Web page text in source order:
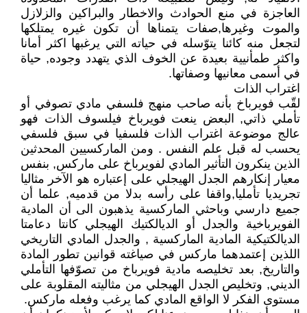
العاجزة في منع الحوادث والاخطار والبراكين والزلازل
والموت وغيرها,صفات يتمناها أن تكون غيره يمتلكها
لتجعل منه كائنا يتوّسله في حياته التي يرغبها اكثر أمانا
واكثر طمأنيية بعيدة عن الخوف الذي يتهدد وجوده, حياة
في أسمى معانيها وصفاتها.
اغتراب الذات
لقّب فويرباخ بأنه صاحب منهج فلسفي مادي تصوفي أو
تأملي ذاتي, البعض ينعت فويرباخ فيلسوف الذات فهو
عالج موضوعة اغتراب الذات فلسفيا في سبق فلسفي
يحسب له قبل علم النفس . ومن الماركسيين المحدثين
الذين ينكرون التأثير المادي لفويرباخ على ماركس, بنفس
معيار إنكارهم الجدل الهيجلي على إعتباره هو الآخر مثاليا
تجريديا تأمليا,واقفا على رأسه بدلا من قدميه, علما أن
جميع دارسي وباحثي الماركسية يذهبون الى أن المادية
الفويرباخية والجدل أو الديالكتيك الهيجلي كانتا دعامتا
الديالكتيكية المادية الماركسية , والجدل المادي التاريخي
اللذين إعتمدهما ماركس في صياغته قوانين تطور المادة
والتاريخ, بعد تخليصه مادية فويرباخ من تصوّفها التأملي
الديني, وتخليص الجدل الهيجلي من مثاليته المقلوبة على
مستوى الفكر لا الواقع المادي كما يرغب وفعله ماركس.